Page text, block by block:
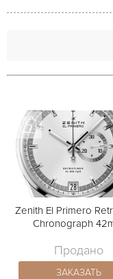
Zenith El Primero
Chronograph
Продано
ЗАКАЗАТЬ